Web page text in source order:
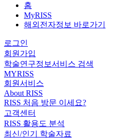
홈
MyRISS
해외전자정보 바로가기
로그인
회원가입
학술연구정보서비스 검색
MYRISS
회원서비스
About RISS
RISS 처음 방문 이세요?
고객센터
RISS 활용도 분석
최신/인기 학술자료